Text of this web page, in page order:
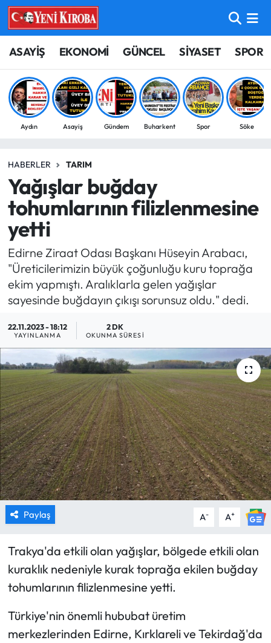
ASAYİŞ EKONOMİ GÜNCEL SİYASET SPOR
Aydın Asayiş Gündem Buharkent Spor Söke
HABERLER TARIM
Yağışlar buğday
tohumlarının filizlenmesine
yetti
Edirne Ziraat Odası Başkanı Hüseyin Arabacı,
"Üreticilerimizin büyük çoğunluğu kuru toprağa
ekim yapmıştı. Aralıklarla gelen yağışlar
sayesinde buğdayın çıkışı sorunsuz oldu." dedi.
22.11.2023 - 18:12
YAYINLANMA
2 DK
OKUNMA SÜRESI
Paylaş A- A+
Trakya'da etkili olan yağışlar, bölgede etkili olan
kuraklık nedeniyle kurak toprağa ekilen buğday
tohumlarının filizlenmesine yetti.
Türkiye'nin önemli hububat üretim
merkezlerinden Edirne, Kırklareli ve Tekirdağ'da
ASAYİŞ
BİLİM-TEKNOLOJİ
ÇEVRE
EĞİTİM
EKONOMİ
GÜNCEL
GÜNDEM
MAGAZİN
SAĞLIK
SİYASET
SPOR
TARIM
TURİZM
YAŞAM
RESMİ İLANLAR
Aydın Nöbetçi Eczaneler
Aydın Hava Durumu
Aydin Namaz Vakitleri
Süper Lig Puan Durumu ve Fikstür
Tüm Manşetler
Son Dakika Haberleri
Haber Arşivi